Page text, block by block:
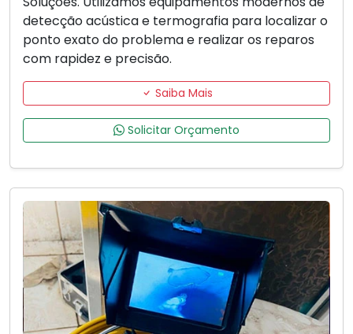
detecção acústica e termografia para localizar o
ponto exato do problema e realizar os reparos
com rapidez e precisão.
Saiba Mais
Solicitar Orçamento